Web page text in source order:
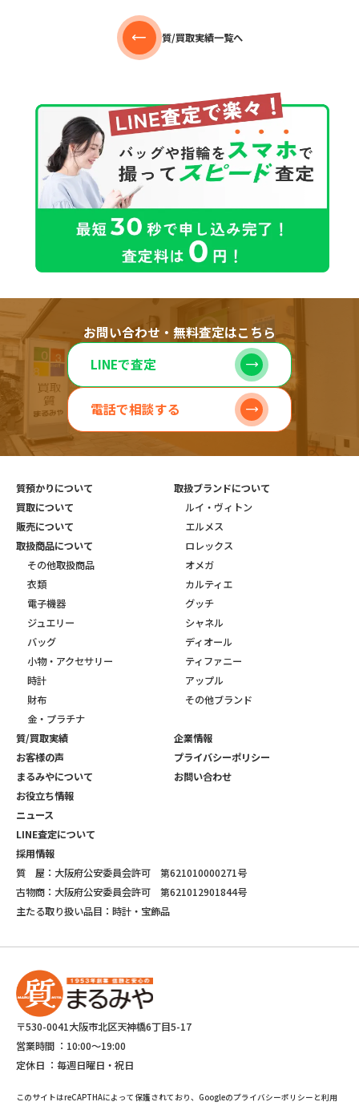
質/買取実績一覧へ
お問い合わせ・無料査定はこちら
LINEで査定
電話で相談する
質預かりについて
買取について
販売について
取扱商品について
その他取扱商品
衣類
電子機器
ジュエリー
バッグ
小物・アクセサリー
時計
財布
金・プラチナ
取扱ブランドについて
ルイ・ヴィトン
エルメス
ロレックス
オメガ
カルティエ
グッチ
シャネル
ディオール
ティファニー
アップル
その他ブランド
質/買取実績
お客様の声
まるみやについて
お役立ち情報
ニュース
LINE査定について
採用情報
企業情報
プライバシーポリシー
お問い合わせ
質 屋：大阪府公安委員会許可 第621010000271号
古物商：大阪府公安委員会許可 第621012901844号
主たる取り扱い品目：時計・宝飾品
〒530-0041大阪市北区天神橋6丁目5-17
営業時間 ： 10:00～19:00
定休日 ： 毎週日曜日・祝日
このサイトはreCAPTHAによって保護されており、Googleのプライバシーポリシーと利用